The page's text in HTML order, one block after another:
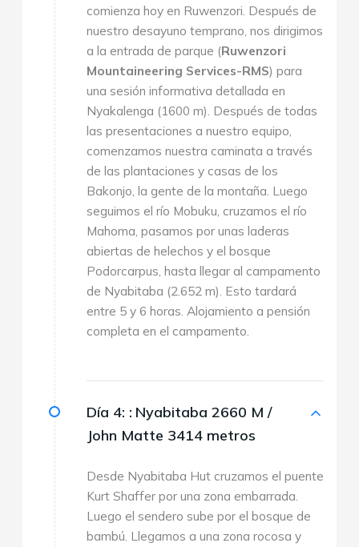
comienza hoy en Ruwenzori. Después de
nuestro desayuno temprano, nos dirigimos
a la entrada de parque (Ruwenzori
Mountaineering Services-RMS) para
una sesión informativa detallada en
Nyakalenga (1600 m). Después de todas
las presentaciones a nuestro equipo,
comenzamos nuestra caminata a través
de las plantaciones y casas de los
Bakonjo, la gente de la montaña. Luego
seguimos el río Mobuku, cruzamos el río
Mahoma, pasamos por unas laderas
abiertas de helechos y el bosque
Podorcarpus, hasta llegar al campamento
de Nyabitaba (2.652 m). Esto tardará
entre 5 y 6 horas. Alojamiento a pensión
completa en el campamento.
Día 4: : Nyabitaba 2660 M /
John Matte 3414 metros
Desde Nyabitaba Hut cruzamos el puente
Kurt Shaffer por una zona embarrada.
Luego el sendero sube por el bosque de
bambú. Llegamos a una zona rocosa y